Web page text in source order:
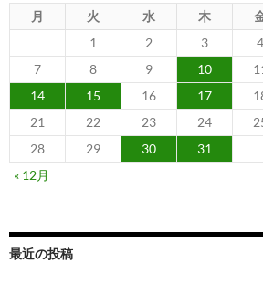
月 火 水 木
1
2 3 4
7
8 9 10
14
15 16 17
21
22 23 24
28
29 30
31
« 12月
最近の投稿